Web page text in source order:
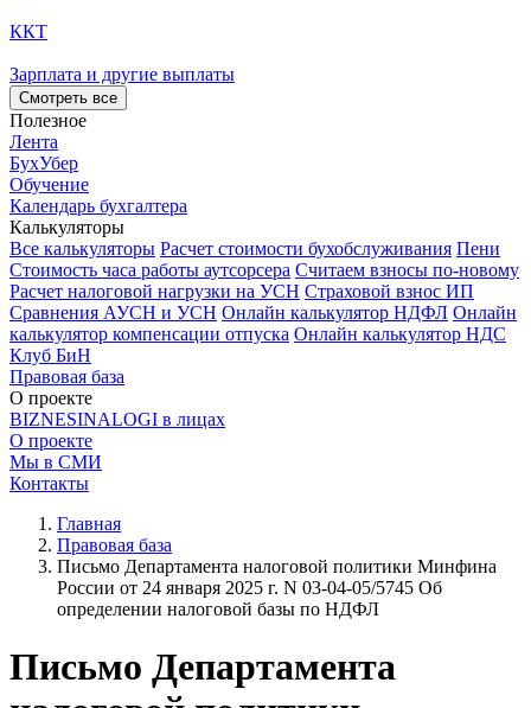
ККТ
Зарплата и другие выплаты
Смотреть все
Полезное
Лента
БухУбер
Обучение
Календарь бухгалтера
Калькуляторы
Все калькуляторы Расчет стоимости бухобслуживания Пени
Стоимость часа работы аутсорсера Считаем взносы по-новому
Расчет налоговой нагрузки на УСН Страховой взнос ИП
Сравнения АУСН и УСН Онлайн калькулятор НДФЛ Онлайн
калькулятор компенсации отпуска Онлайн калькулятор НДС
Клуб БиН
Правовая база
О проекте
BIZNESINALOGI в лицах
О проекте
Мы в СМИ
Контакты
Главная
Правовая база
Письмо Департамента налоговой политики Минфина
России от 24 января 2025 г. N 03-04-05/5745 Об
определении налоговой базы по НДФЛ
Письмо Департамента